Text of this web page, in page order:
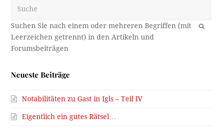
OK
Neueste Beiträge
Notabilitäten zu Gast in Igls – Teil IV
Eigentlich ein gutes Rätsel…